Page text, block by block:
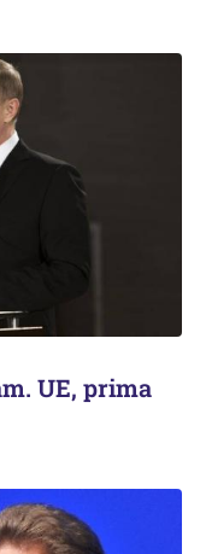
UE, prima